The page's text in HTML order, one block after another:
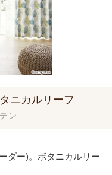
ン
ニカルリーフ
ダー)。ボタニカルリー